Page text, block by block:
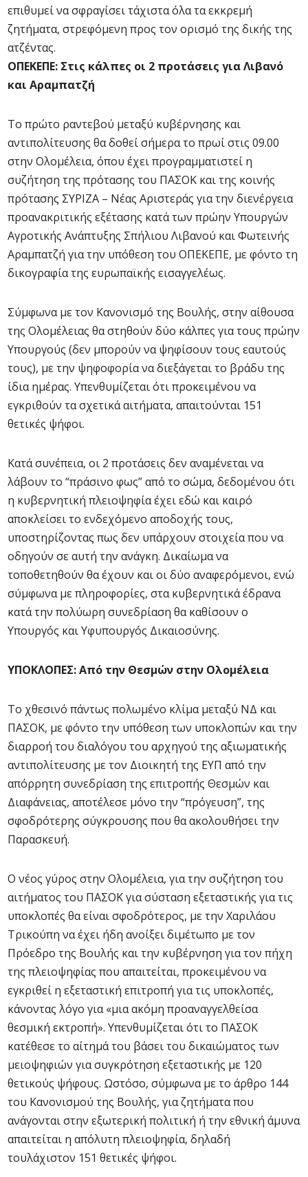
επιθυμεί να σφραγίσει τάχιστα όλα τα εκκρεμή
ζητήματα, στρεφόμενη προς τον ορισμό της δικής της
ατζέντας.
ΟΠΕΚΕΠΕ: Στις κάλπες οι 2 προτάσεις για Λιβανό
και Αραμπατζή
Το πρώτο ραντεβού μεταξύ κυβέρνησης και
αντιπολίτευσης θα δοθεί σήμερα το πρωί στις 09.00
στην Ολομέλεια, όπου έχει προγραμματιστεί η
συζήτηση της πρότασης του ΠΑΣΟΚ και της κοινής
πρότασης ΣΥΡΙΖΑ – Νέας Αριστεράς για την διενέργεια
προανακριτικής εξέτασης κατά των πρώην Υπουργών
Αγροτικής Ανάπτυξης Σπήλιου Λιβανού και Φωτεινής
Αραμπατζή για την υπόθεση του ΟΠΕΚΕΠΕ, με φόντο τη
δικογραφία της ευρωπαϊκής εισαγγελέως.
Σύμφωνα με τον Κανονισμό της Βουλής, στην αίθουσα
της Ολομέλειας θα στηθούν δύο κάλπες για τους πρώην
Υπουργούς (δεν μπορούν να ψηφίσουν τους εαυτούς
τους), με την ψηφοφορία να διεξάγεται το βράδυ της
ίδια ημέρας. Υπενθυμίζεται ότι προκειμένου να
εγκριθούν τα σχετικά αιτήματα, απαιτούνται 151
θετικές ψήφοι.
Κατά συνέπεια, οι 2 προτάσεις δεν αναμένεται να
λάβουν το “πράσινο φως” από το σώμα, δεδομένου ότι
η κυβερνητική πλειοψηφία έχει εδώ και καιρό
αποκλείσει το ενδεχόμενο αποδοχής τους,
υποστηρίζοντας πως δεν υπάρχουν στοιχεία που να
οδηγούν σε αυτή την ανάγκη. Δικαίωμα να
τοποθετηθούν θα έχουν και οι δύο αναφερόμενοι, ενώ
σύμφωνα με πληροφορίες, στα κυβερνητικά έδρανα
κατά την πολύωρη συνεδρίαση θα καθίσουν ο
Υπουργός και Υφυπουργός Δικαιοσύνης.
ΥΠΟΚΛΟΠΕΣ: Από την Θεσμών στην Ολομέλεια
Το χθεσινό πάντως πολωμένο κλίμα μεταξύ ΝΔ και
ΠΑΣΟΚ, με φόντο την υπόθεση των υποκλοπών και την
διαρροή του διαλόγου του αρχηγού της αξιωματικής
αντιπολίτευσης με τον Διοικητή της ΕΥΠ από την
απόρρητη συνεδρίαση της επιτροπής Θεσμών και
Διαφάνειας, αποτέλεσε μόνο την “πρόγευση”, της
σφοδρότερης σύγκρουσης που θα ακολουθήσει την
Παρασκευή.
Ο νέος γύρος στην Ολομέλεια, για την συζήτηση του
αιτήματος του ΠΑΣΟΚ για σύσταση εξεταστικής για τις
υποκλοπές θα είναι σφοδρότερος, με την Χαριλάου
Τρικούπη να έχει ήδη ανοίξει διμέτωπο με τον
Πρόεδρο της Βουλής και την κυβέρνηση για τον πήχη
της πλειοψηφίας που απαιτείται, προκειμένου να
εγκριθεί η εξεταστική επιτροπή για τις υποκλοπές,
κάνοντας λόγο για «μια ακόμη προαναγγελθείσα
θεσμική εκτροπή». Υπενθυμίζεται ότι το ΠΑΣΟΚ
κατέθεσε το αίτημά του βάσει του δικαιώματος των
μειοψηφιών για συγκρότηση εξεταστικής με 120
θετικούς ψήφους. Ωστόσο, σύμφωνα με το άρθρο 144
του Κανονισμού της Βουλής, για ζητήματα που
ανάγονται στην εξωτερική πολιτική ή την εθνική άμυνα
απαιτείται η απόλυτη πλειοψηφία, δηλαδή
τουλάχιστον 151 θετικές ψήφοι.